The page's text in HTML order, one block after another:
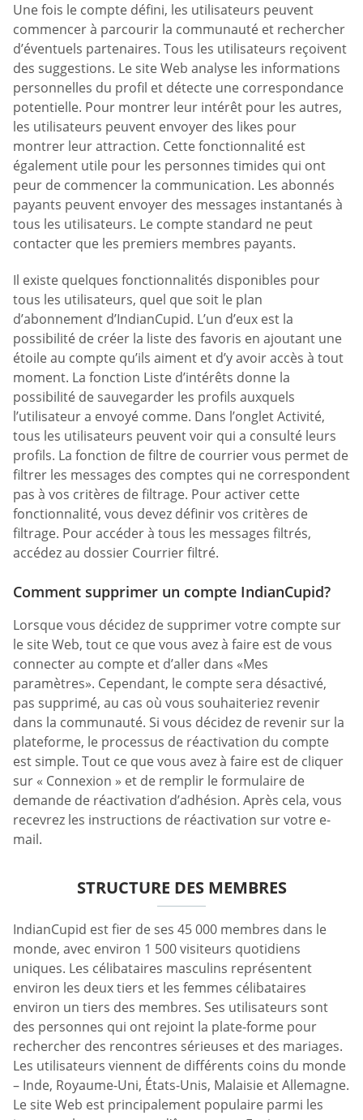
Une fois le compte défini, les utilisateurs peuvent
commencer à parcourir la communauté et rechercher
d’éventuels partenaires. Tous les utilisateurs reçoivent
des suggestions. Le site Web analyse les informations
personnelles du profil et détecte une correspondance
potentielle. Pour montrer leur intérêt pour les autres,
les utilisateurs peuvent envoyer des likes pour
montrer leur attraction. Cette fonctionnalité est
également utile pour les personnes timides qui ont
peur de commencer la communication. Les abonnés
payants peuvent envoyer des messages instantanés à
tous les utilisateurs. Le compte standard ne peut
contacter que les premiers membres payants.
Il existe quelques fonctionnalités disponibles pour
tous les utilisateurs, quel que soit le plan
d’abonnement d’IndianCupid. L’un d’eux est la
possibilité de créer la liste des favoris en ajoutant une
étoile au compte qu’ils aiment et d’y avoir accès à tout
moment. La fonction Liste d’intérêts donne la
possibilité de sauvegarder les profils auxquels
l’utilisateur a envoyé comme. Dans l’onglet Activité,
tous les utilisateurs peuvent voir qui a consulté leurs
profils. La fonction de filtre de courrier vous permet de
filtrer les messages des comptes qui ne correspondent
pas à vos critères de filtrage. Pour activer cette
fonctionnalité, vous devez définir vos critères de
filtrage. Pour accéder à tous les messages filtrés,
accédez au dossier Courrier filtré.
Comment supprimer un compte IndianCupid?
Lorsque vous décidez de supprimer votre compte sur
le site Web, tout ce que vous avez à faire est de vous
connecter au compte et d’aller dans «Mes
paramètres». Cependant, le compte sera désactivé,
pas supprimé, au cas où vous souhaiteriez revenir
dans la communauté. Si vous décidez de revenir sur la
plateforme, le processus de réactivation du compte
est simple. Tout ce que vous avez à faire est de cliquer
sur « Connexion » et de remplir le formulaire de
demande de réactivation d’adhésion. Après cela, vous
recevrez les instructions de réactivation sur votre e-
mail.
STRUCTURE DES MEMBRES
IndianCupid est fier de ses 45 000 membres dans le
monde, avec environ 1 500 visiteurs quotidiens
uniques. Les célibataires masculins représentent
environ les deux tiers et les femmes célibataires
environ un tiers des membres. Ses utilisateurs sont
des personnes qui ont rejoint la plate-forme pour
rechercher des rencontres sérieuses et des mariages.
Les utilisateurs viennent de différents coins du monde
– Inde, Royaume-Uni, États-Unis, Malaisie et Allemagne.
Le site Web est principalement populaire parmi les